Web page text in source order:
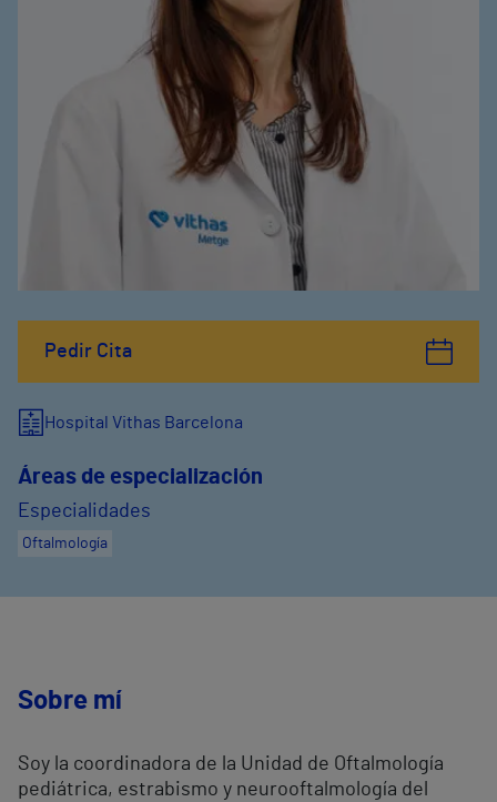
Pedir Cita
Hospital Vithas Barcelona
Áreas de especialización
Especialidades
Oftalmología
Sobre mí
Soy la coordinadora de la Unidad de Oftalmología
pediátrica, estrabismo y neurooftalmología del